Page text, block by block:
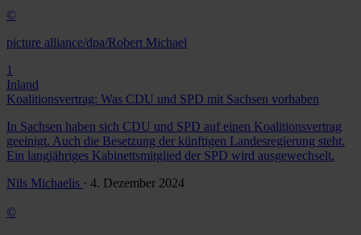
©
picture alliance/dpa/Robert Michael
1
Inland
Koalitionsvertrag: Was CDU und SPD mit Sachsen vorhaben
In Sachsen haben sich CDU und SPD auf einen Koalitionsvertrag
geeinigt. Auch die Besetzung der künftigen Landesregierung steht.
Ein langjähriges Kabinettsmitglied der SPD wird ausgewechselt.
Nils Michaelis · 4. Dezember 2024
©